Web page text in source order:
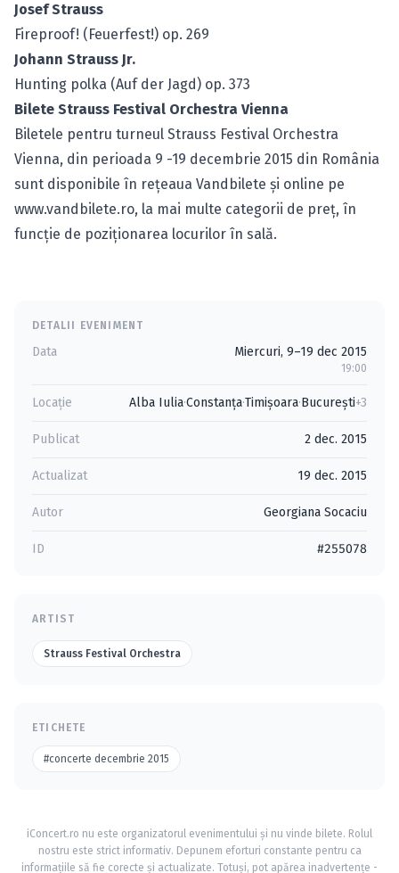
Josef Strauss
Fireproof! (Feuerfest!) op. 269
Johann Strauss Jr.
Hunting polka (Auf der Jagd) op. 373
Bilete Strauss Festival Orchestra Vienna
Biletele pentru turneul Strauss Festival Orchestra
Vienna, din perioada 9 -19 decembrie 2015 din România
sunt disponibile în reţeaua Vandbilete şi online pe
www.vandbilete.ro, la mai multe categorii de preţ, în
funcţie de poziţionarea locurilor în sală.
DETALII EVENIMENT
Data Miercuri, 9–19 dec 2015
19:00
Locație Alba Iulia·Constanţa·Timişoara·Bucureşti+3
Publicat 2 dec. 2015
Actualizat 19 dec. 2015
Autor Georgiana Socaciu
ID #255078
ARTIST
Strauss Festival Orchestra
ETICHETE
#concerte decembrie 2015
iConcert.ro nu este organizatorul evenimentului și nu vinde bilete. Rolul
nostru este strict informativ. Depunem eforturi constante pentru ca
informațiile să fie corecte și actualizate. Totuși, pot apărea inadvertențe -